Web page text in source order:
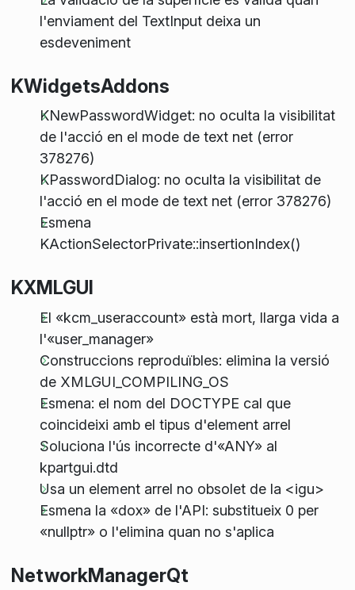
l'enviament del TextInput deixa un
esdeveniment
KWidgetsAddons
KNewPasswordWidget: no oculta la visibilitat
de l'acció en el mode de text net (error
378276)
KPasswordDialog: no oculta la visibilitat de
l'acció en el mode de text net (error 378276)
Esmena
KActionSelectorPrivate::insertionIndex()
KXMLGUI
El «kcm_useraccount» està mort, llarga vida a
l'«user_manager»
Construccions reproduïbles: elimina la versió
de XMLGUI_COMPILING_OS
Esmena: el nom del DOCTYPE cal que
coincideixi amb el tipus d'element arrel
Soluciona l'ús incorrecte d'«ANY» al
kpartgui.dtd
Usa un element arrel no obsolet de la <igu>
Esmena la «dox» de l'API: substitueix 0 per
«nullptr» o l'elimina quan no s'aplica
NetworkManagerQt